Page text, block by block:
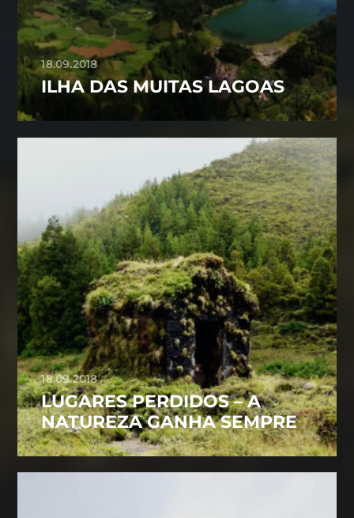
18.09.2018
ILHA DAS MUITAS LAGOAS
18.09.2018
LUGARES PERDIDOS – A
NATUREZA GANHA SEMPRE